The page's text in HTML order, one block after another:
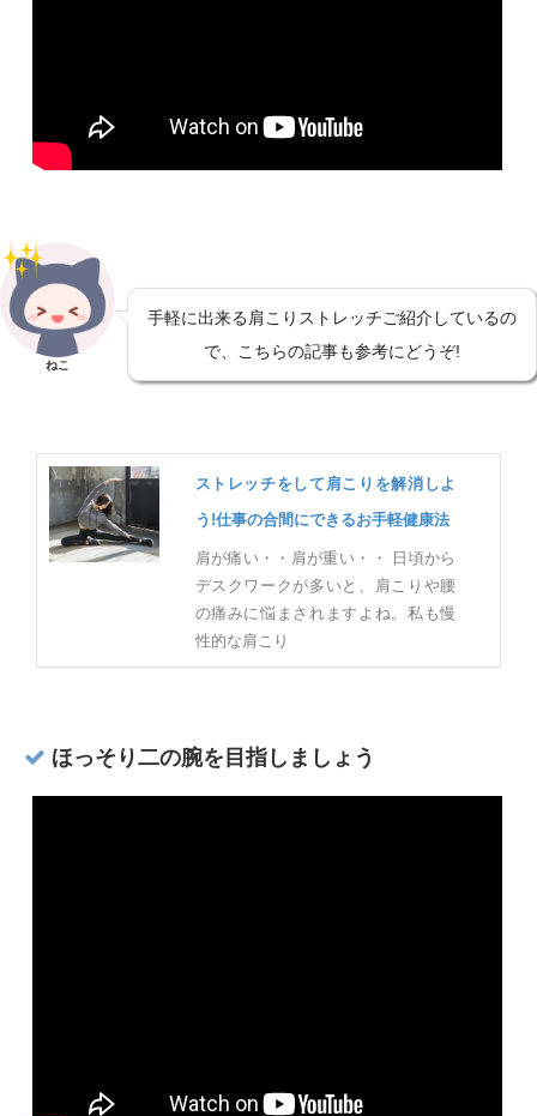
ねこ
手軽に出来る肩こりストレッチご紹介しているの
で、こちらの記事も参考にどうぞ!
ストレッチをして肩こりを解消しよ
う!仕事の合間にできるお手軽健康法
肩が痛い・・肩が重い・・ 日頃から
デスクワークが多いと、肩こりや腰
の痛みに悩まされますよね。私も慢
性的な肩こり
ほっそり二の腕を目指しましょう